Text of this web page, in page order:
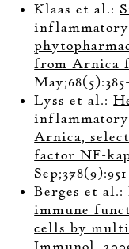
Klaas et al.:
from Arnica
Lyss et al.:
Arnica,
factor NF-
Berges et al.:
immune
cells by